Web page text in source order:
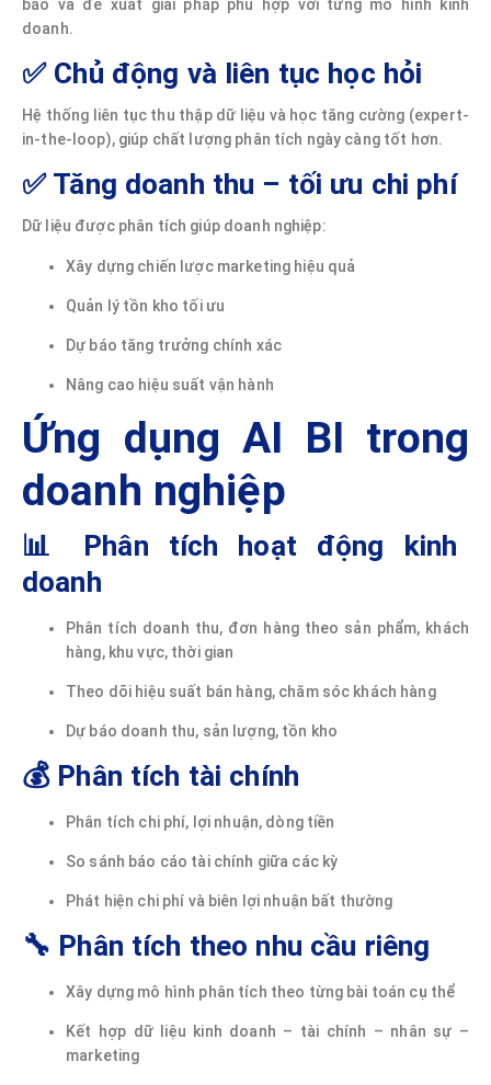
báo và đề xuất giải pháp phù hợp với từng mô hình kinh
doanh.
✅ Chủ động và liên tục học hỏi
Hệ thống liên tục thu thập dữ liệu và học tăng cường (expert-
in-the-loop), giúp chất lượng phân tích ngày càng tốt hơn.
✅ Tăng doanh thu – tối ưu chi phí
Dữ liệu được phân tích giúp doanh nghiệp:
Xây dựng chiến lược marketing hiệu quả
Quản lý tồn kho tối ưu
Dự báo tăng trưởng chính xác
Nâng cao hiệu suất vận hành
Ứng dụng AI BI trong
doanh nghiệp
📊 Phân tích hoạt động kinh
doanh
Phân tích doanh thu, đơn hàng theo sản phẩm, khách
hàng, khu vực, thời gian
Theo dõi hiệu suất bán hàng, chăm sóc khách hàng
Dự báo doanh thu, sản lượng, tồn kho
💰 Phân tích tài chính
Phân tích chi phí, lợi nhuận, dòng tiền
So sánh báo cáo tài chính giữa các kỳ
Phát hiện chi phí và biên lợi nhuận bất thường
🔧 Phân tích theo nhu cầu riêng
Xây dựng mô hình phân tích theo từng bài toán cụ thể
Kết hợp dữ liệu kinh doanh – tài chính – nhân sự –
marketing